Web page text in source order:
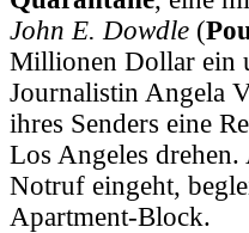
John E. Dowdle (
Millionen Dollar ein
Journalistin Angela
ihres Senders eine
Los Angeles
Notruf eingeht,
Apartment-Block.